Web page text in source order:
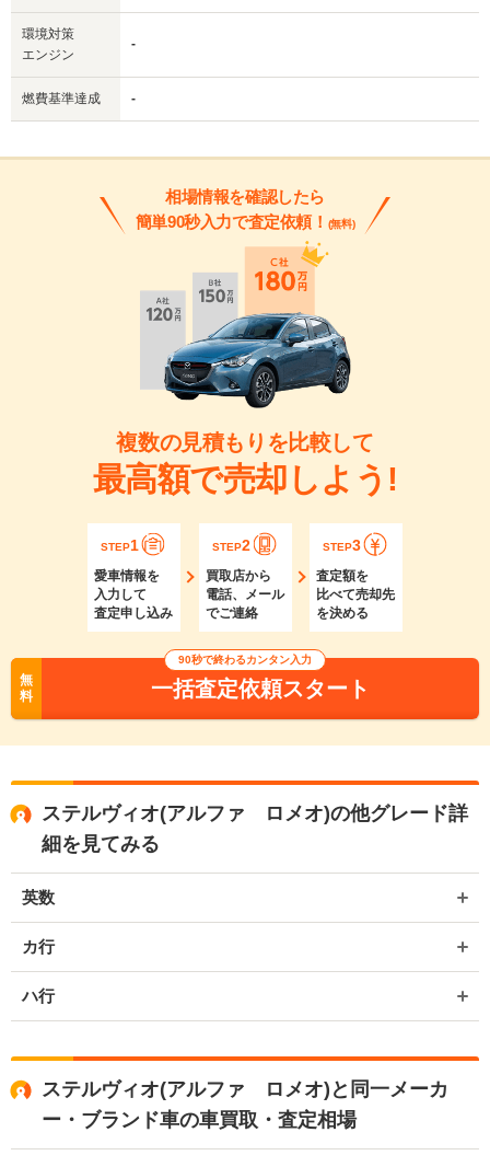
環境対策
エンジン
-
燃費基準達成 -
相場情報を確認したら
簡単90秒入力で査定依頼！ (無料)
複数の見積もりを比較して
最高額で売却しよう!
STEP1
愛車情報を
入力して
査定申し込み
STEP2
買取店から
電話、メール
でご連絡
STEP3
査定額を
比べて売却先
を決める
無
料
90秒で終わるカンタン入力
一括査定依頼スタート
ステルヴィオ(アルファ ロメオ)の他グレード詳
細を見てみる
英数
カ行
ハ行
ステルヴィオ(アルファ ロメオ)と同一メーカ
ー・ブランド車の車買取・査定相場